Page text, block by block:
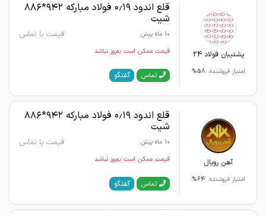
پشتیبان فولاد 24
امتیاز فروشنده: 58%
قلع اندود ۰٫۱۹ فولاد مبارکه ۹۴۲*۸۸۶
شیت
10 ماه پیش قیمت با تماس
قیمت ممکن است به‌روز نباشد
تماس گفتگو
آهن رویال
امتیاز فروشنده:64%
قلع اندود ۰٫۱۹ فولاد مبارکه ۹۴۲*۸۸۶
شیت
10 ماه پیش قیمت با تماس
قیمت ممکن است به‌روز نباشد
تماس گفتگو